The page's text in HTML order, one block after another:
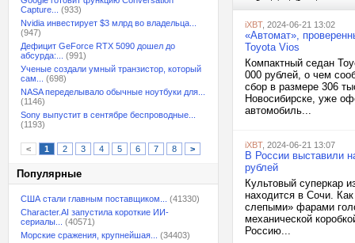
Capture...
(933)
Nvidia инвестирует $3 млрд во владельца...
(947)
Дефицит GeForce RTX 5090 дошел до
абсурда:...
(991)
Ученые создали умный транзистор, который
сам...
(698)
NASA переделывало обычные ноутбуки для...
(1146)
Sony выпустит в сентябре беспроводные...
(1193)
< 1 2 3 4 5 6 7 8 >
Популярные
США стали главным поставщиком...
(41330)
Character.AI запустила короткие ИИ-
сериалы...
(40571)
Морские сражения, крупнейшая...
(34403)
iXBT, 2024-06-21 13:02
«Автомат»,
Toyota Vios
Компактный седан
000 рублей, о чем
сбор в размере 306
Новосибирске, уже
автомобиль...
iXBT, 2024-06-21 13:07
В России выставили
рублей
Культовый суперкар
находится в Сочи.
cлепыми» фapами
механической
Россию...